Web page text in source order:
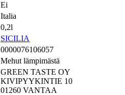
Ei
Italia
0,2l
SICILIA
0000076106057
Mehut lämpimästä
GREEN TASTE OY
KIVIPYYKINTIE 10
01260 VANTAA